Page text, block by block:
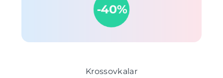
Krossovkalar